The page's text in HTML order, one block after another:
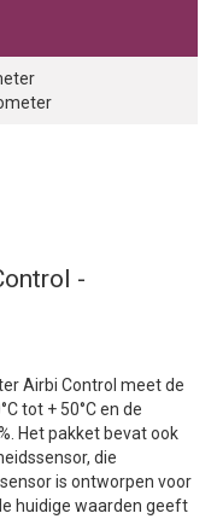
-
Airbi Control meet de
tot + 50°C en de
Het pakket bevat ook
die
is ontworpen voor
huidige waarden geeft